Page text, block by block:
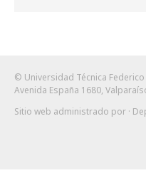
© Universidad Técnica Federico
Avenida España 1680,
Sitio web administrado por ·